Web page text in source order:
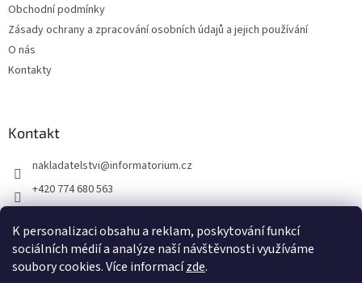
K personalizaci obsahu a reklam, poskytování funkcí
sociálních médií a analýze naší návštěvnosti využíváme
soubory cookies. Více informacízde.
Obchodní podmínky
Zásady ochrany a zpracování osobních údajů a jejich používání
O nás
Kontakty
Kontakt
nakladatelstvi@informatorium.cz
+420 774 680 563
informatorium/